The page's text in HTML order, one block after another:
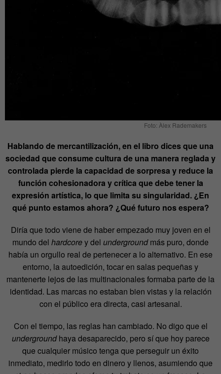
Foto: Àlex Rademakers
Hablando de mercantilización, en el libro dices que una
sociedad que consume cultura de una manera reglada y
controlada pierde la capacidad de sorpresa y reduce la
función cohesionadora y crítica que debe tener la
expresión artística, lo que limita su singularidad. ¿En
qué punto estamos ahora? ¿Qué futuro nos espera?
Diría que todo viene de haber empezado muy joven en el
mundo del hardcorey del undergroundmás puro, donde
había un orgullo real de pertenecer a lo alternativo. En ese
entorno, la autoedición, tocar en salas pequeñas y
mantenerte lejos de las multinacionales formaba parte de la
identidad. Las marcas no estaban bien vistas y la relación
con el público era directa, casi artesanal.
Con el tiempo, las reglas han cambiado. No digo que el
undergroundhaya desaparecido, pero sí que hoy parece
que cualquier músico tenga que perseguir un éxito
inmediato, medirlo todo en dinero y llenos, asumiendo que